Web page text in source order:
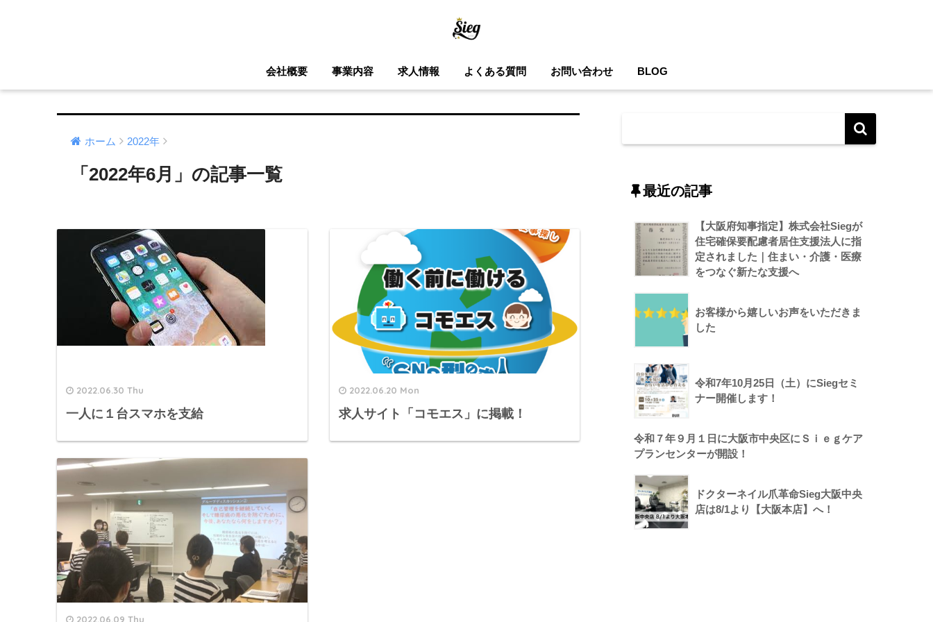
会社概要 事業内容 求人情報 よくある質問 お問い合わせ BLOG
ホーム 2022年
「2022年6月」の記事一覧
2022.06.30 Thu
一人に１台スマホを支給
2022.06.20 Mon
求人サイト「コモエス」に掲載！
2022.06.09 Thu
最近の記事
【大阪府知事指定】株式会社Siegが
住宅確保要配慮者居住支援法人に指
定されました｜住まい・介護・医療
をつなぐ新たな支援へ
お客様から嬉しいお声をいただきま
した
令和7年10月25日（土）にSiegセミ
ナー開催します！
令和７年９月１日に大阪市中央区にＳｉｅｇケア
プランセンターが開設！
ドクターネイル爪革命Sieg大阪中央
店は8/1より【大阪本店】へ！